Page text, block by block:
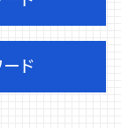
ド